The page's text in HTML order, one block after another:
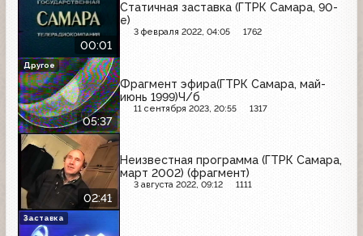
00:01
Статичная заставка (ГТРК Самара, 90-
е)
3 февраля 2022, 04:05 1762
05:37
Фрагмент эфира(ГТРК Самара, май-
июнь 1999)Ч/б
11 сентября 2023, 20:55 1317
Другое
02:41
Неизвестная программа (ГТРК Самара,
март 2002) (фрагмент)
3 августа 2022, 09:12 1111
Заставка